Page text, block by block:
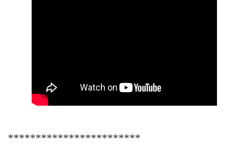
************************